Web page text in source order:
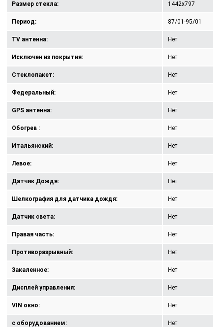
Размер стекла: 1442x797
Период: 87/01-95/01
TV антенна: Нет
Исключен из покрытия: Нет
Стеклопакет: Нет
Федеральный: Нет
GPS антенна: Нет
Обогрев : Нет
Итальянский: Нет
Левое: Нет
Датчик Дождя: Нет
Шелкография для датчика дождя: Нет
Датчик света: Нет
Правая часть: Нет
Противоразрывный: Нет
Закаленное: Нет
Дисплей управления: Нет
VIN окно: Нет
с оборудованием: Нет